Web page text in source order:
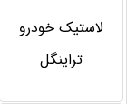
لاستیک خودرو
تراینگل